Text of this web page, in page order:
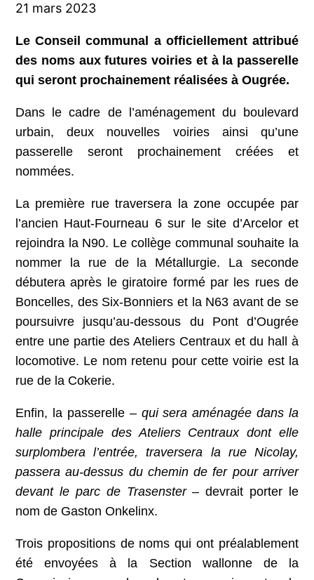
21 mars 2023
Le Conseil communal a officiellement attribué
des noms aux futures voiries et à la passerelle
qui seront prochainement réalisées à Ougrée.
Dans le cadre de l’aménagement du boulevard
urbain, deux nouvelles voiries ainsi qu’une
passerelle seront prochainement créées et
nommées.
La première rue traversera la zone occupée par
l’ancien Haut-Fourneau 6 sur le site d’Arcelor et
rejoindra la N90. Le collège communal souhaite la
nommer la rue de la Métallurgie. La seconde
débutera après le giratoire formé par les rues de
Boncelles, des Six-Bonniers et la N63 avant de se
poursuivre jusqu’au-dessous du Pont d’Ougrée
entre une partie des Ateliers Centraux et du hall à
locomotive. Le nom retenu pour cette voirie est la
rue de la Cokerie.
Enfin, la passerelle – qui sera aménagée dans la
halle principale des Ateliers Centraux dont elle
surplombera l’entrée, traversera la rue Nicolay,
passera au-dessus du chemin de fer pour arriver
devant le parc de Trasenster– devrait porter le
nom de Gaston Onkelinx.
Trois propositions de noms qui ont préalablement
été envoyées à la Section wallonne de la